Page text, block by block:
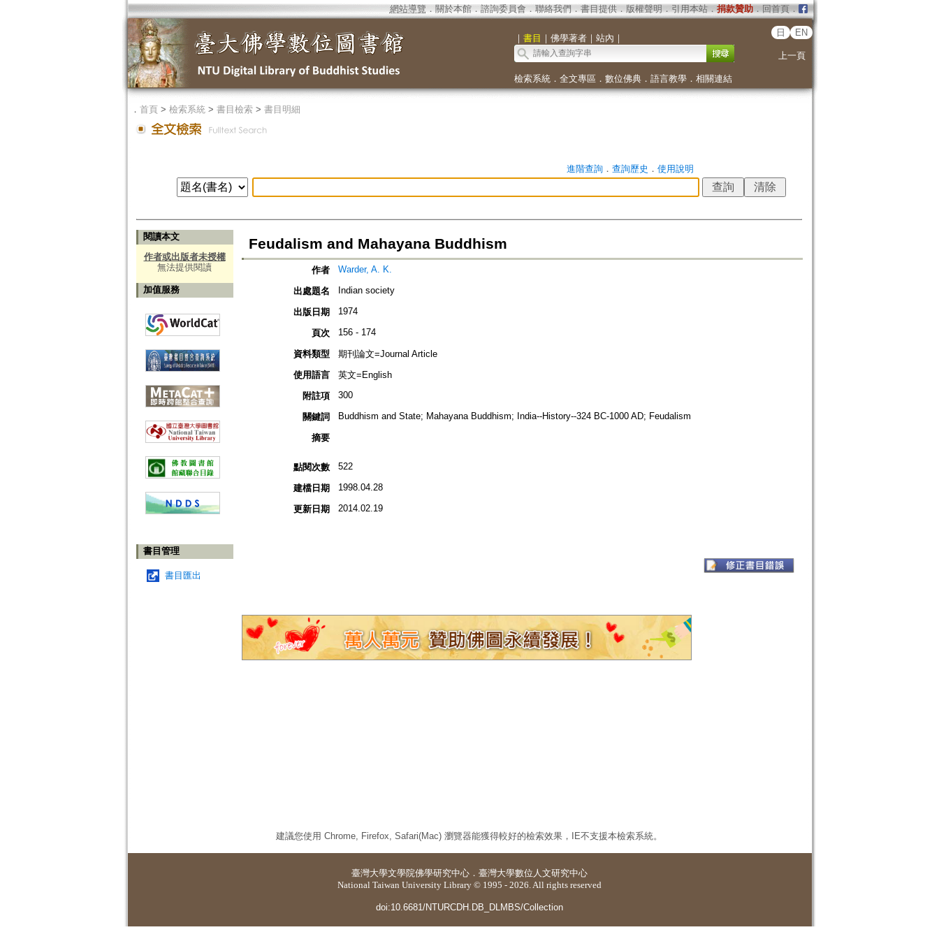
網站導覽 ． 關於本館． 諮詢委員會． 聯絡我們 ． 書目提供． 版權聲明 ． 引用本站． 捐款贊助．回首頁．
｜ 書目 ｜ 佛學著者｜ 站內 ｜
日 EN
上一頁
檢索系統． 全文專區 ． 數位佛典． 語言教學． 相關連結
． 首頁> 檢索系統> 書目檢索> 書目明細
進階查詢． 查詢歷史 ． 使用說明
閱讀本文
作者或出版者未授權
無法提供閱讀
加值服務
書目管理
書目匯出
Feudalism and Mahayana Buddhism
作者 Warder, A. K.
出處題名 Indian society
出版日期 1974
頁次 156 - 174
資料類型
期刊論文=Journal Article
使用語言
英文=English
附註項
300
關鍵詞 Buddhism and State; Mahayana Buddhism; India--History--324 BC-1000 AD; Feudalism
摘要
點閱次數 522
建檔日期 1998.04.28
更新日期 2014.02.19
建議您使用 Chrome, Firefox, Safari(Mac) 瀏覽器能獲得較好的檢索效果，IE不支援本檢索系統。
臺灣大學文學院佛學研究中心 ． 臺灣大學數位人文研究中心
National Taiwan University Library © 1995 - 2026. All rights reserved
doi:10.6681/NTURCDH.DB_DLMBS/Collection